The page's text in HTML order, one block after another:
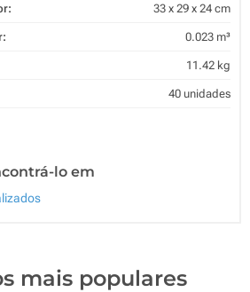
33 x 29 x 24 cm
0.023 m³
11.42 kg
40 unidades
lo em
mais populares